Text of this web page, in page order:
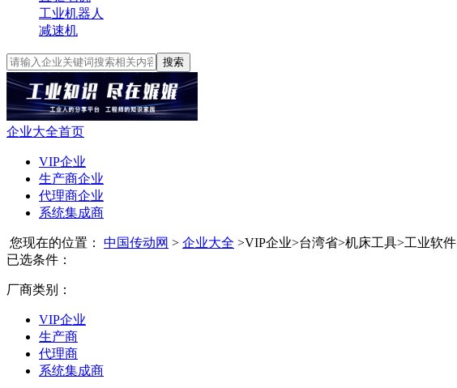
工业机器人
减速机
搜索
企业大全首页
VIP企业
生产商企业
代理商企业
系统集成商
您现在的位置： 中国传动网 > 企业大全 >VIP企业>台湾省>机床工具>工业软件
已选条件：
厂商类别：
VIP企业
生产商
代理商
系统集成商